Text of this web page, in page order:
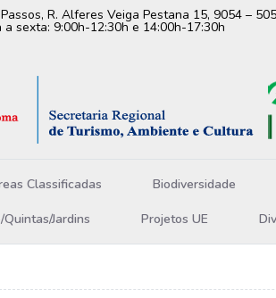
R. Alferes Veiga Pestana 15, 9054 –
a sexta: 9:00h-12:30h e 14:00h-17:30h
Classificadas Biodiversidade
Jardins Projetos UE